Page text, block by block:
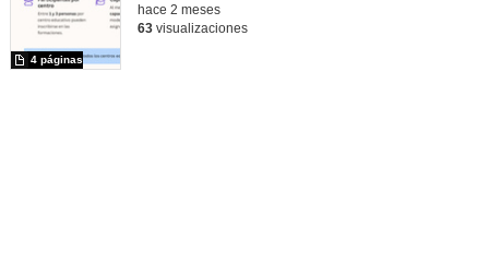
4 páginas
hace 2 meses
63visualizaciones